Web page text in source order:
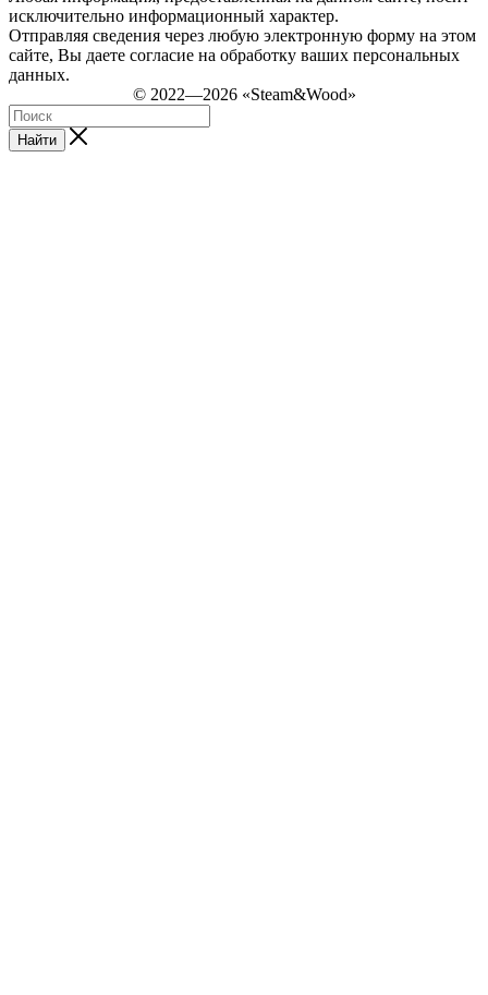
исключительно информационный характер.
Отправляя сведения через любую электронную форму на этом
сайте, Вы даете согласие на обработку ваших персональных
данных.
© 2022—2026 «Steam&Wood»
Найти